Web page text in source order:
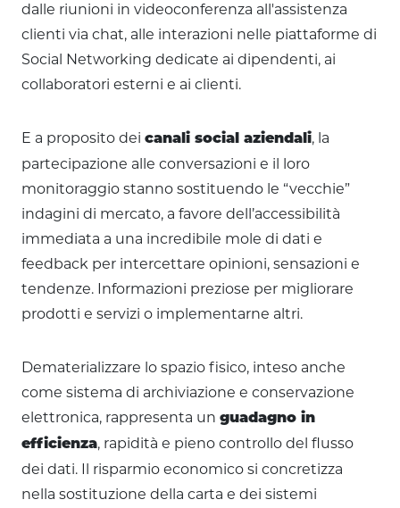
dalle riunioni in videoconferenza all'assistenza
clienti via chat, alle interazioni nelle piattaforme di
Social Networking dedicate ai dipendenti, ai
collaboratori esterni e ai clienti.
E a proposito dei canali social aziendali, la
partecipazione alle conversazioni e il loro
monitoraggio stanno sostituendo le “vecchie”
indagini di mercato, a favore dell’accessibilità
immediata a una incredibile mole di dati e
feedback per intercettare opinioni, sensazioni e
tendenze. Informazioni preziose per migliorare
prodotti e servizi o implementarne altri.
Dematerializzare lo spazio fisico, inteso anche
come sistema di archiviazione e conservazione
elettronica, rappresenta un guadagno in
efficienza, rapidità e pieno controllo del flusso
dei dati. Il risparmio economico si concretizza
nella sostituzione della carta e dei sistemi